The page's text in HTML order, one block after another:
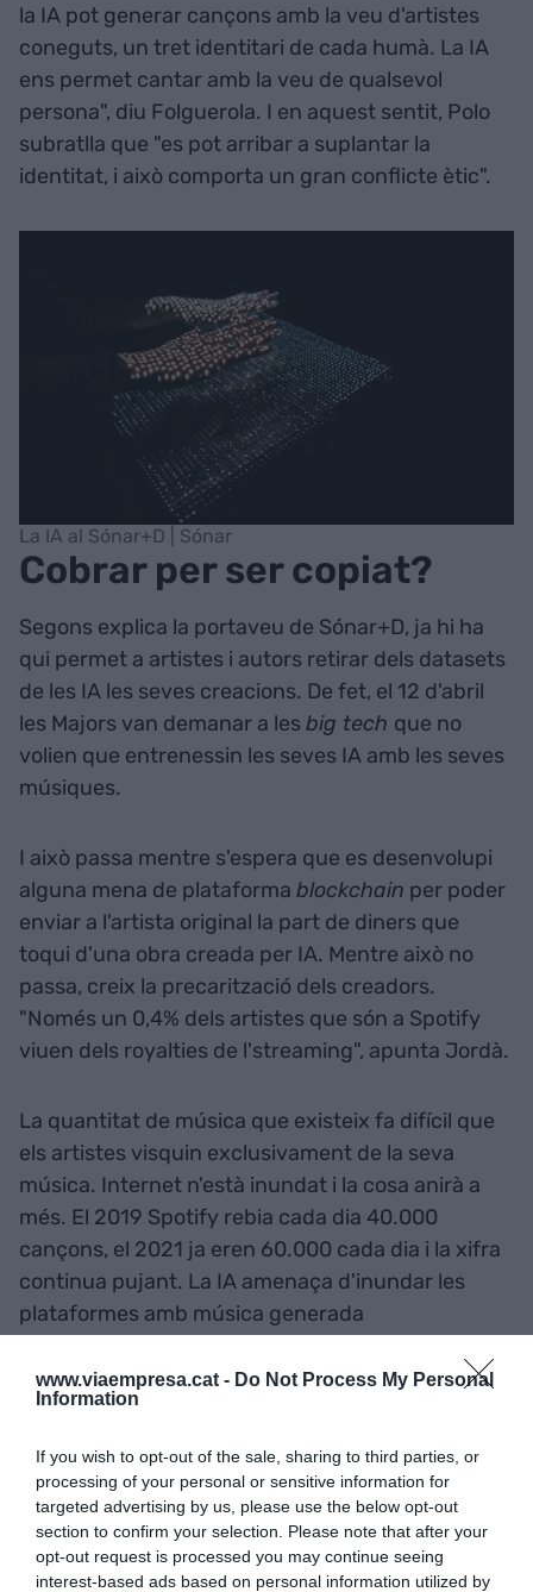
www.viaempresa.cat - Do Not Process My Personal
Information
If you wish to opt-out of the sale, sharing to third parties, or
processing of your personal or sensitive information for
targeted advertising by us, please use the below opt-out
section to confirm your selection. Please note that after your
opt-out request is processed you may continue seeing
interest-based ads based on personal information utilized by
la IA pot generar cançons amb la veu d'artistes
coneguts, un tret identitari de cada humà. La IA
ens permet cantar amb la veu de qualsevol
persona", diu Folguerola. I en aquest sentit, Polo
subratlla que "es pot arribar a suplantar la
identitat, i això comporta un gran conflicte ètic".
La IA al Sónar+D | Sónar
Cobrar per ser copiat?
Segons explica la portaveu de Sónar+D, ja hi ha
qui permet a artistes i autors retirar dels datasets
de les IA les seves creacions. De fet, el 12 d'abril
les Majors van demanar a lesbig tech que no
volien que entrenessin les seves IA amb les seves
músiques.
I això passa mentre s'espera que es desenvolupi
alguna mena de plataforma blockchain per poder
enviar a l'artista original la part de diners que
toqui d'una obra creada per IA. Mentre això no
passa, creix la precarització dels creadors.
"Només un 0,4% dels artistes que són a Spotify
viuen dels royalties de l'streaming", apunta Jordà.
La quantitat de música que existeix fa difícil que
els artistes visquin exclusivament de la seva
música. Internet n'està inundat i la cosa anirà a
més. El 2019 Spotify rebia cada dia 40.000
cançons, el 2021 ja eren 60.000 cada dia i la xifra
continua pujant. La IA amenaça d'inundar les
plataformes amb música generada
a la Xina i moltes de les cançons de jazz o chill de
Spotify també són generades per IA. Ah, i Apple ja
IA.
Jordà (GTM): "Només un